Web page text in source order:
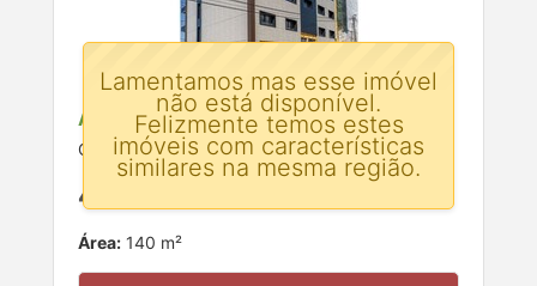
Apartamento T3 para venda
Celeiros, Braga
415.000 €
Área: 140 m²
Lamentamos mas esse imóvel
não está disponível.
Felizmente temos estes
imóveis com características
similares na mesma região.